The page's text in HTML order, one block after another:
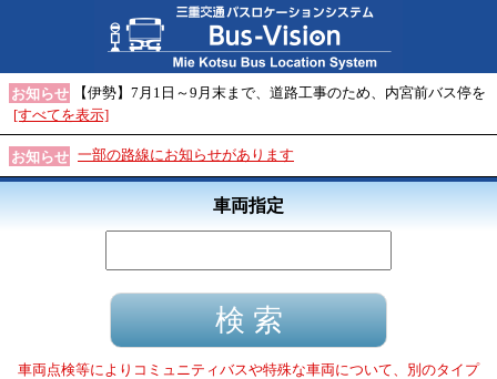
お知らせ
【伊勢】7月1日～9月末まで、道路工事のため、内宮前バス停を
[すべてを表示]
お知らせ 一部の路線にお知らせがあります
車両指定
車両点検等によりコミュニティバスや特殊な車両について、別のタイプ